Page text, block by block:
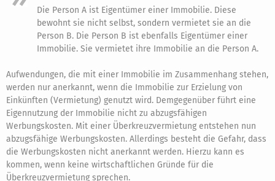
Die Person A ist Eigentümer einer Immobilie. Diese
bewohnt sie nicht selbst, sondern vermietet sie an die
Person B. Die Person B ist ebenfalls Eigentümer einer
Immobilie. Sie vermietet ihre Immobilie an die Person A.
Aufwendungen, die mit einer Immobilie im Zusammenhang stehen,
werden nur anerkannt, wenn die Immobilie zur Erzielung von
Einkünften (Vermietung) genutzt wird. Demgegenüber führt eine
Eigennutzung der Immobilie nicht zu abzugsfähigen
Werbungskosten. Mit einer Überkreuzvermietung entstehen nun
abzugsfähige Werbungskosten. Allerdings besteht die Gefahr, dass
die Werbungskosten nicht anerkannt werden. Hierzu kann es
kommen, wenn keine wirtschaftlichen Gründe für die
Überkreuzvermietung sprechen.